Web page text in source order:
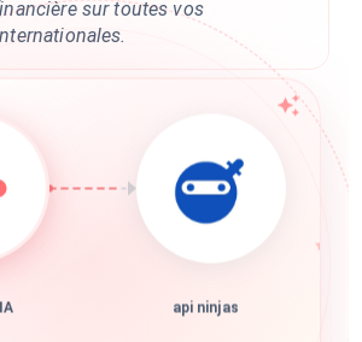
sur toutes vos
api ninjas